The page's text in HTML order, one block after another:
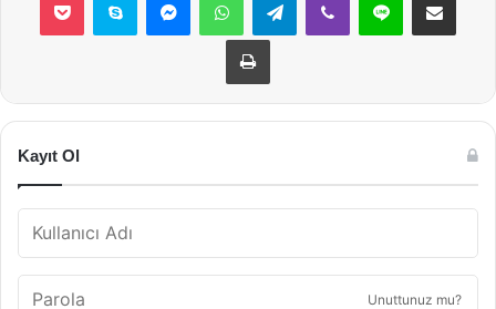
Yazdır
Kayıt Ol
Unuttunuz mu?